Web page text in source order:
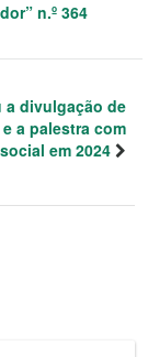
n.º 364
a divulgação de
a palestra com
em 2024